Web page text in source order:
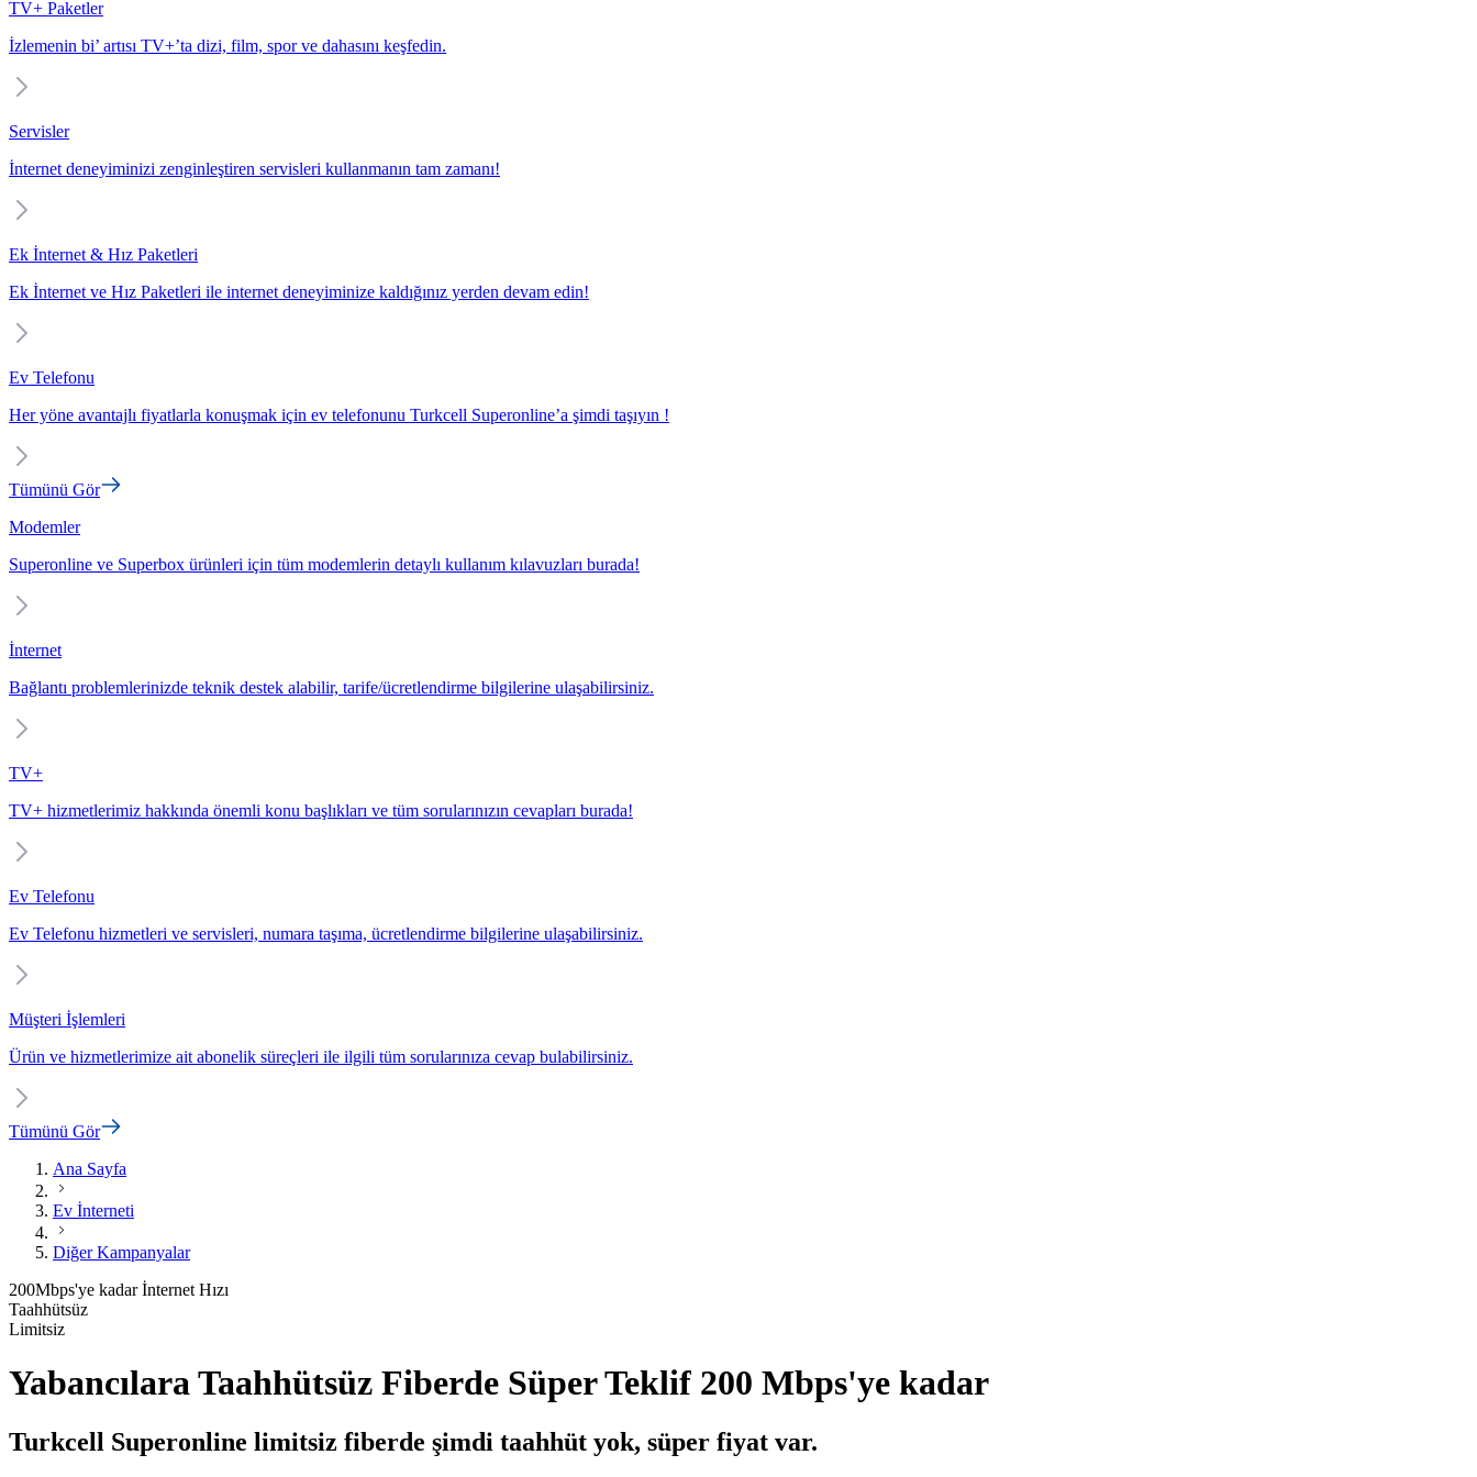
TV+ Paketler
İzlemenin bi’ artısı TV+’ta dizi, film, spor ve dahasını keşfedin.
Servisler
İnternet deneyiminizi zenginleştiren servisleri kullanmanın tam zamanı!
Ek İnternet & Hız Paketleri
Ek İnternet ve Hız Paketleri ile internet deneyiminize kaldığınız yerden devam edin!
Ev Telefonu
Her yöne avantajlı fiyatlarla konuşmak için ev telefonunu Turkcell Superonline’a şimdi taşıyın !
Tümünü Gör
Modemler
Superonline ve Superbox ürünleri için tüm modemlerin detaylı kullanım kılavuzları burada!
İnternet
Bağlantı problemlerinizde teknik destek alabilir, tarife/ücretlendirme bilgilerine ulaşabilirsiniz.
TV+
TV+ hizmetlerimiz hakkında önemli konu başlıkları ve tüm sorularınızın cevapları burada!
Ev Telefonu
Ev Telefonu hizmetleri ve servisleri, numara taşıma, ücretlendirme bilgilerine ulaşabilirsiniz.
Müşteri İşlemleri
Ürün ve hizmetlerimize ait abonelik süreçleri ile ilgili tüm sorularınıza cevap bulabilirsiniz.
Tümünü Gör
Ana Sayfa
Ev İnterneti
Diğer Kampanyalar
200Mbps'ye kadar İnternet Hızı
Taahhütsüz
Limitsiz
Yabancılara Taahhütsüz Fiberde Süper Teklif 200 Mbps'ye kadar
Turkcell Superonline limitsiz fiberde şimdi taahhüt yok, süper fiyat var.